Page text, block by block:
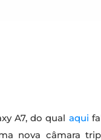
A7, do qual aqui
nova câmara